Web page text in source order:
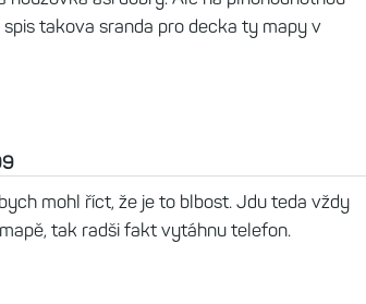
takova sranda pro decka ty mapy v
mohl říct, že je to blbost. Jdu teda vždy
tak radši fakt vytáhnu telefon.